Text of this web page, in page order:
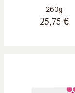
Poids net :
260g
25,75 €